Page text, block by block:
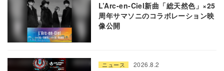
L’Arc-en-Ciel新曲「総天然色」×25
周年サマソニのコラボレーション映
像公開
ニュース 2026.8.2